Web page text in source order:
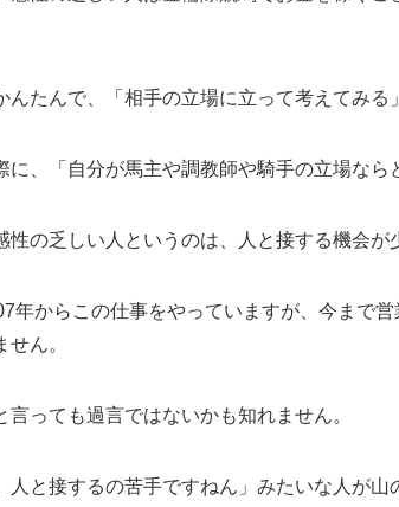
んたんで、「相手の立場に立って考えてみる
に、「自分が馬主や調教師や騎手の立場なら
性の乏しい人というのは、人と接する機会が
年からこの仕事をやっていますが、今まで
せん。
言っても過言ではないかも知れません。
人と接するの苦手ですねん」みたいな人が山